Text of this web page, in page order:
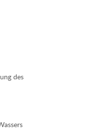
des